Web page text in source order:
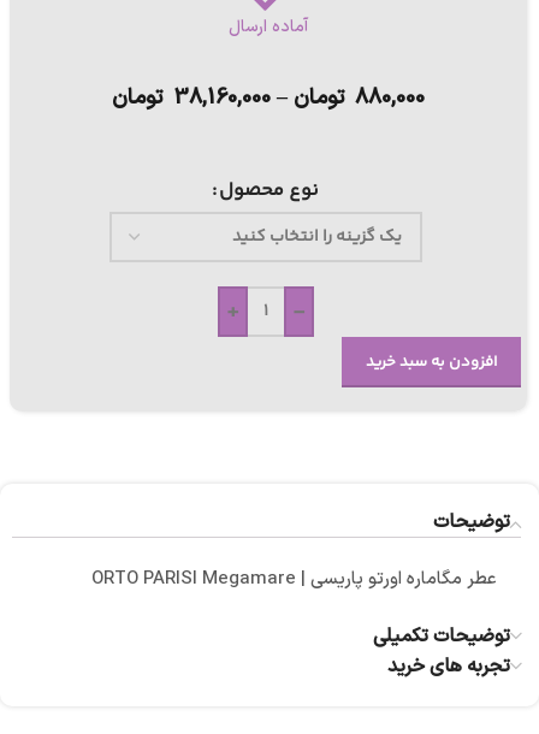
آماده ارسال
880,000 تومان –
38,160,000 تومان
نوع محصول
-
+
افزودن به سبد خرید
توضیحات
عطر مگاماره اورتو پاریسی | ORTO PARISI Megamare
توضیحات تکمیلی
تجربه های خرید